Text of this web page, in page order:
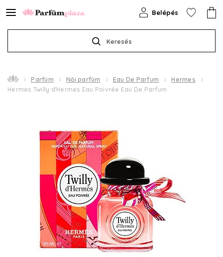
Keresés
Belépés
Parfüm Női parfüm Eau De Parfum
Hermes
Hermes Twilly d'Hermes Eau Poivrée Eau De Parfum